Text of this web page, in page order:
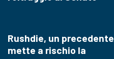
Rushdie, un precedente
mette a rischio la